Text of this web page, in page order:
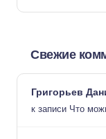
Свежие
Григорьев
к записи Что